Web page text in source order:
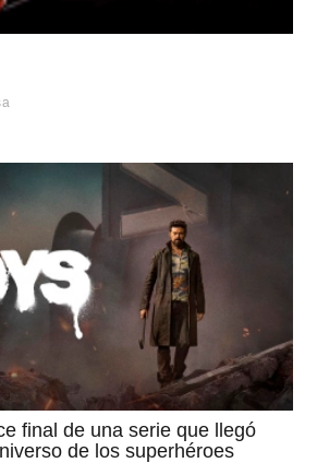
final de una serie que llegó
de los superhéroes